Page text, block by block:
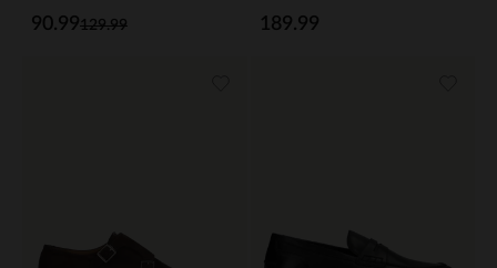
129.99
90.99 189.99